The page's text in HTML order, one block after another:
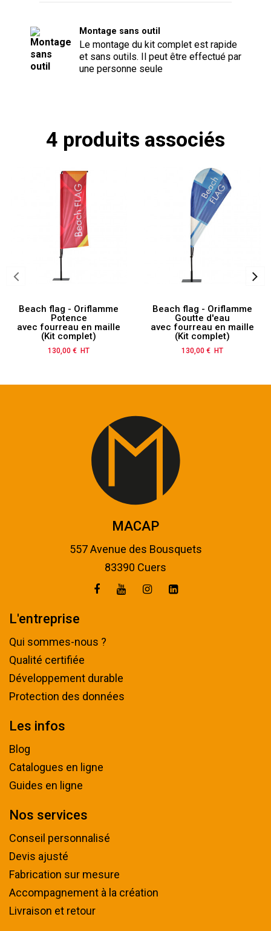
Montage sans outil
Le montage du kit complet est rapide
et sans outils. Il peut être effectué par
une personne seule
4 produits associés
Beach flag - Oriflamme
Potence
avec fourreau en maille
(Kit complet)
Prix
130,00 € HT
Beach flag - Oriflamme
Goutte d'eau
avec fourreau en maille
(Kit complet)
Prix
130,00 € HT
MACAP
557 Avenue des Bousquets
83390 Cuers
L'entreprise
Qui sommes-nous ?
Qualité certifiée
Développement durable
Protection des données
Les infos
Blog
Catalogues en ligne
Guides en ligne
Nos services
Conseil personnalisé
Devis ajusté
Fabrication sur mesure
Accompagnement à la création
Livraison et retour